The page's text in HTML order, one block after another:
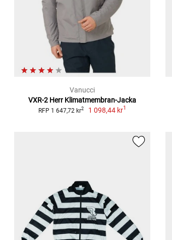
Vanucci
VXR-2 Herr Klimatmembran-Jacka
RFP 1 647,72 kr2 1 098,44 kr1